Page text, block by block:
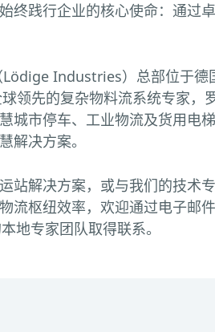
终践行企业的核心使命：通过卓
Lödige Industries）总部位于德
领先的复杂物料流系统专家，
城市停车、工业物流及货用电梯
解决方案。
站解决方案，或与我们的技术专
流枢纽效率，欢迎通过电子邮件
地专家团队取得联系。